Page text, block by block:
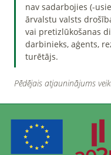
nav sadarbojies (-
ārvalstu valsts
vai pretizlūkošanas
darbinieks, aģents,
turētājs.
Pēdējais atjauninājums